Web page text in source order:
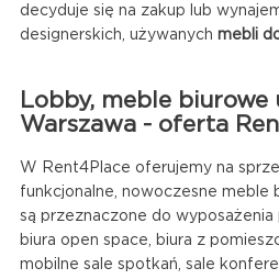
decyduje się na zakup lub
designerskich, używanych mebli
Lobby, meble biurowe
Warszawa - oferta
W Rent4Place oferujemy na
funkcjonalne, nowoczesne meble
są przeznaczone do wyposażenia
biura open space, biura z
mobilne sale spotkań, sale